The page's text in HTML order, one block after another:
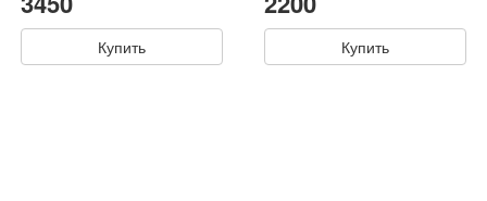
Купить Купить